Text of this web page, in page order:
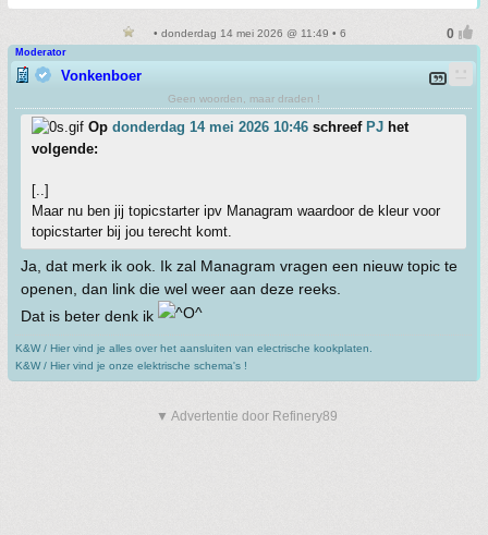
• donderdag 14 mei 2026 @ 11:49 • 6
Moderator
Vonkenboer
Geen woorden, maar draden !
Op donderdag 14 mei 2026 10:46 schreef PJ het
volgende:
[..]
Maar nu ben jij topicstarter ipv Managram waardoor de kleur voor
topicstarter bij jou terecht komt.
Ja, dat merk ik ook. Ik zal Managram vragen een nieuw topic te
openen, dan link die wel weer aan deze reeks.
Dat is beter denk ik
K&W / Hier vind je alles over het aansluiten van electrische kookplaten.
K&W / Hier vind je onze elektrische schema's !
▼ Advertentie door Refinery89